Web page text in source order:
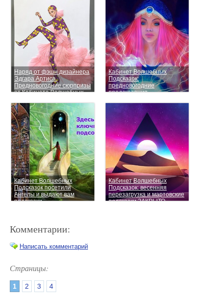
Наряд от фэшн дизайнера
Эдгара Артиса.
Предновогодние сюрпризы
от Кабинета Волшебных
Кабинет Волшебных
Подсказок:
предновогодние
предсказания.
ЗАКОНЧИЛИСЬ! Кабинет
закрыт
Кабинет Волшебных
Подсказок посетили
Ангелы и выдают вам
подсказки
Кабинет Волшебных
Подсказок: весенняя
перезагрузка и мартовские
подсказки ЗАКРЫТО
Хинтики. Авторские
Комментарии:
Написать комментарий
Страницы:
1 2 3 4